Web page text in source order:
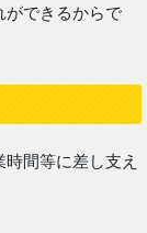
ができるからで
間等に差し支え